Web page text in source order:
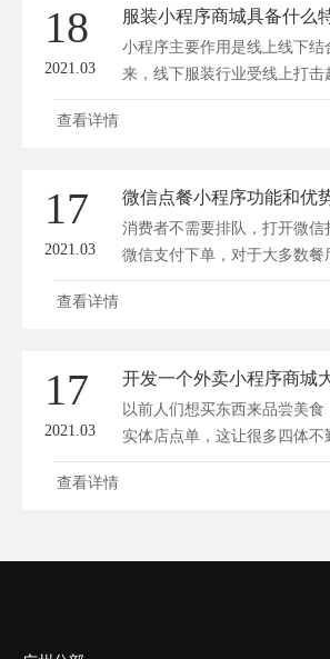
18
2021.03
小程序主要作用是线上线下结
来，线下服装行业受线上打击
一点...
查看详情
17
2021.03
微信点餐小程序功能和优
消费者不需要排队，打开微信
微信支付下单，对于大多数餐
一种...
查看详情
17
2021.03
以前人们想买东西来品尝美食
实体店点单，这让很多四体不
一...
查看详情